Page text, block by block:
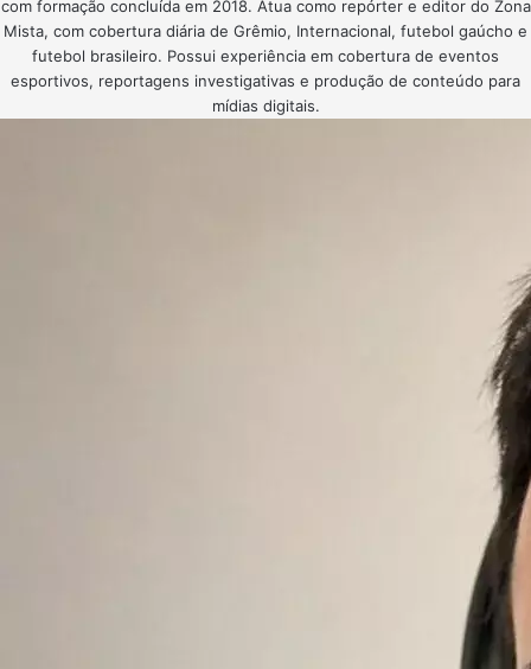
com formação concluída em 2018. Atua como repórter e editor do Zona
Mista, com cobertura diária de Grêmio, Internacional, futebol gaúcho e
futebol brasileiro. Possui experiência em cobertura de eventos
esportivos, reportagens investigativas e produção de conteúdo para
mídias digitais.